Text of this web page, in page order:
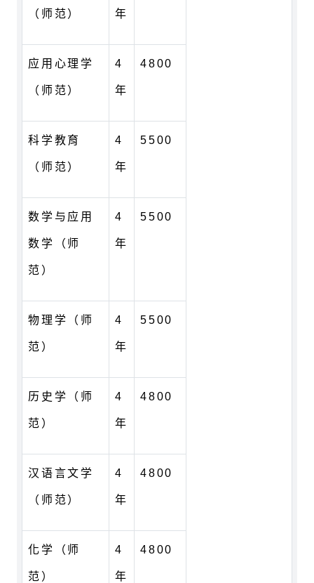
（师范） 年
应用心理学
（师范）
4
年
4800
科学教育
（师范）
4
年
5500
数学与应用
数学（师
范）
4
年
5500
物理学（师
范）
4
年
5500
历史学（师
范）
4
年
4800
汉语言文学
（师范）
4
年
4800
化学（师
范）
4
年
4800